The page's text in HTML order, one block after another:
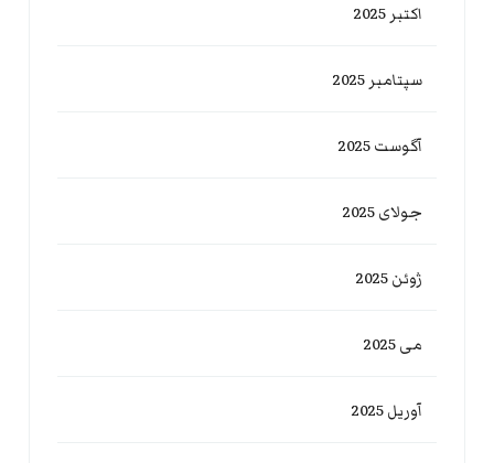
اکتبر 2025
سپتامبر 2025
آگوست 2025
جولای 2025
ژوئن 2025
می 2025
آوریل 2025